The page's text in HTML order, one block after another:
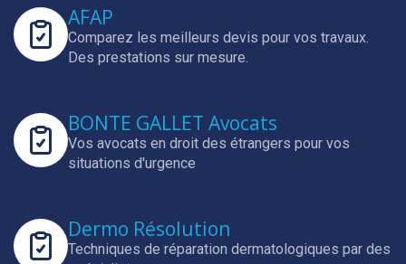
AFAP
Comparez les meilleurs devis pour vos travaux.
Des prestations sur mesure.
BONTE GALLET Avocats
Vos avocats en droit des étrangers pour vos
situations d'urgence
Dermo Résolution
Techniques de réparation dermatologiques par des